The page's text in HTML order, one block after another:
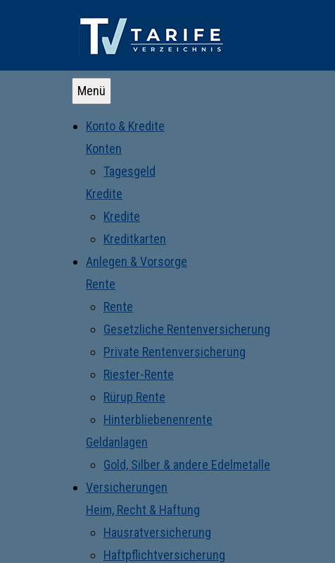
Menü
Konto & Kredite
Konten
Tagesgeld
Kredite
Kredite
Kreditkarten
Anlegen & Vorsorge
Rente
Rente
Gesetzliche Rentenversicherung
Private Rentenversicherung
Riester-Rente
Rürup Rente
Hinterbliebenenrente
Geldanlagen
Gold, Silber & andere Edelmetalle
Versicherungen
Heim, Recht & Haftung
Hausratversicherung
Haftpflichtversicherung